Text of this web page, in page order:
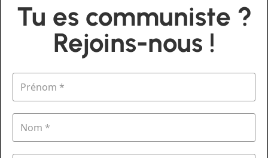
Tu es communiste ?
Rejoins-nous !